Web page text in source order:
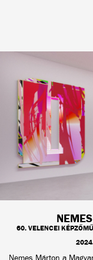
60. VELENCEI
Nemes Márton a